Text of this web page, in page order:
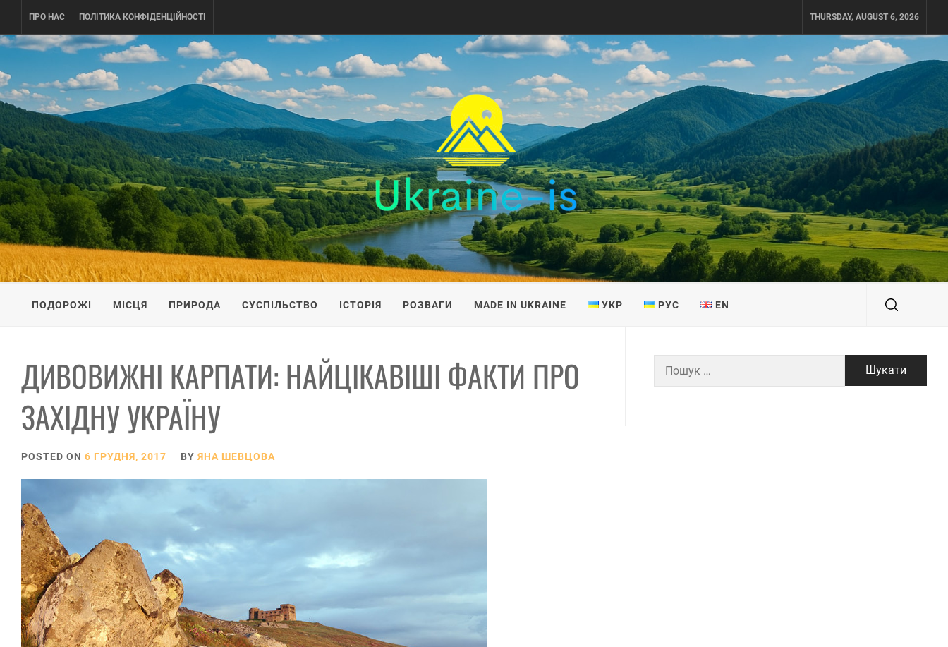
content
ПРО НАС ПОЛІТИКА КОНФІДЕНЦІЙНОСТІ THURSDAY, AUGUST 6, 2026
UKRAINE-IS
ПОДОРОЖI ПО УКРАЇНІ
ПОДОРОЖІ МІСЦЯ ПРИРОДА СУСПІЛЬСТВО ІСТОРІЯ РОЗВАГИ MADE IN UKRAINE УКР РУС EN
ДИВОВИЖНІ КАРПАТИ: НАЙЦІКАВІШІ ФАКТИ ПРО
ЗАХІДНУ УКРАЇНУ
POSTED ON 6 ГРУДНЯ, 2017 BY ЯНА ШЕВЦОВА